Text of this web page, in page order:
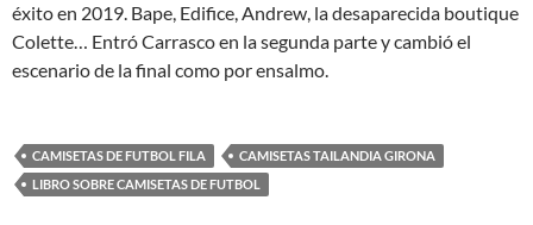
éxito en 2019. Bape, Edifice, Andrew, la desaparecida boutique
Colette… Entró Carrasco en la segunda parte y cambió el
escenario de la final como por ensalmo.
CAMISETAS DE FUTBOL FILA
CAMISETAS TAILANDIA GIRONA
LIBRO SOBRE CAMISETAS DE FUTBOL